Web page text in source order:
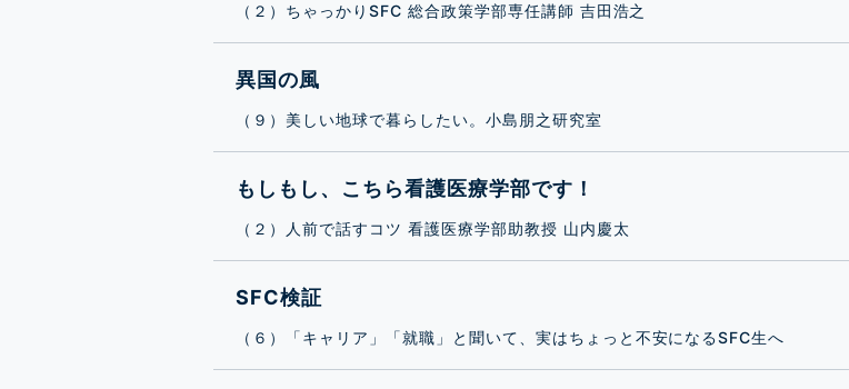
（２）ちゃっかりSFC 総合政策学部専任講師 吉田浩之
異国の風
（９）美しい地球で暮らしたい。小島朋之研究室
もしもし、こちら看護医療学部です！
（２）人前で話すコツ 看護医療学部助教授 山内慶太
SFC検証
（６）「キャリア」「就職」と聞いて、実はちょっと不安になるSFC生へ